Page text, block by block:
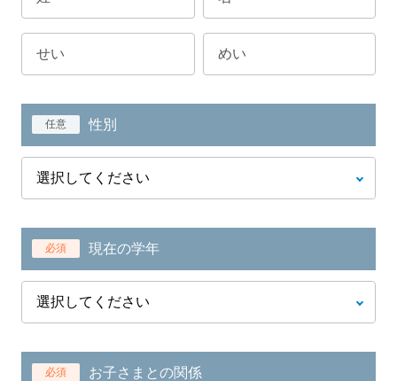
任意 性別
必須 現在の学年
必須 お子さまとの関係